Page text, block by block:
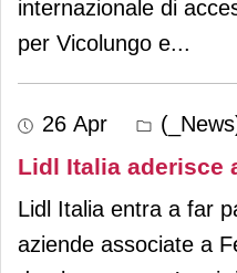
internazionale di
per Vicolungo e...
26 Apr
Lidl Italia aderisce
Lidl Italia entra a far
aziende associate a